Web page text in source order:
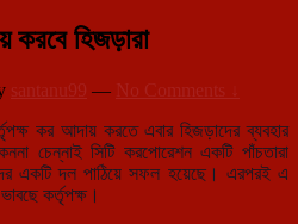
করবে হিজড়ারা
santanu99 — No Comments ↓
কর আদায় করতে এবার হিজড়াদের ব্যবহার
চেন্নাই সিটি করপোরেশন একটি পাঁচতারা
একটি দল পাঠিয়ে সফল হয়েছে। এরপরই এ
কর্তৃপক্ষ।